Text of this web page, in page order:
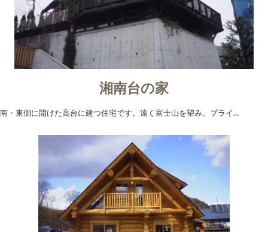
湘南台の家
南・東側に開けた高台に建つ住宅です。遠く富士山を望み、プライ…